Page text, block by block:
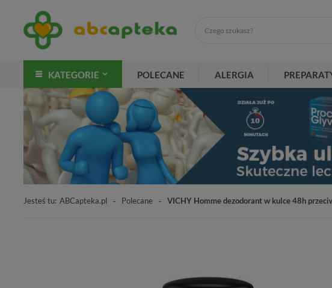
KATEGORIE POLECANE ALERGIA
Jesteś tu: ABCapteka.pl Polecane VICHY Homme dezodorant w kulce 48h